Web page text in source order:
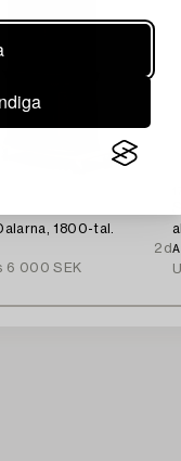
1800-tal.
2d
6 000 SEK